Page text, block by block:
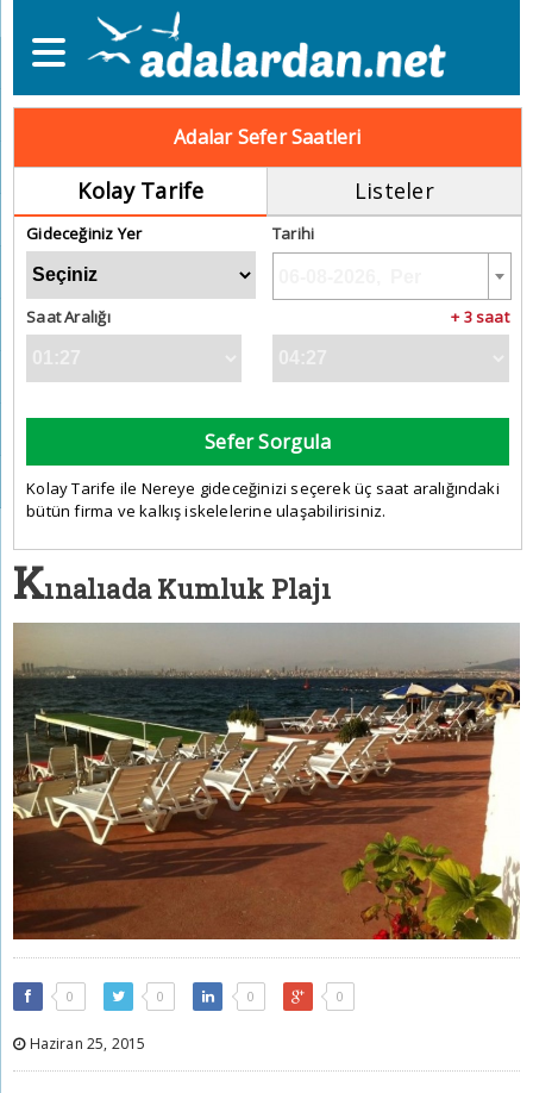
Adalar Sefer Saatleri
Kolay Tarife Listeler
Gideceğiniz Yer Tarihi
Saat Aralığı + 3 saat
Sefer Sorgula
Kolay Tarife ile Nereye gideceğinizi seçerek üç saat aralığındaki
bütün firma ve kalkış iskelelerine ulaşabilirisiniz.
Kınalıada Kumluk Plajı
0 0 0 0
Haziran 25, 2015